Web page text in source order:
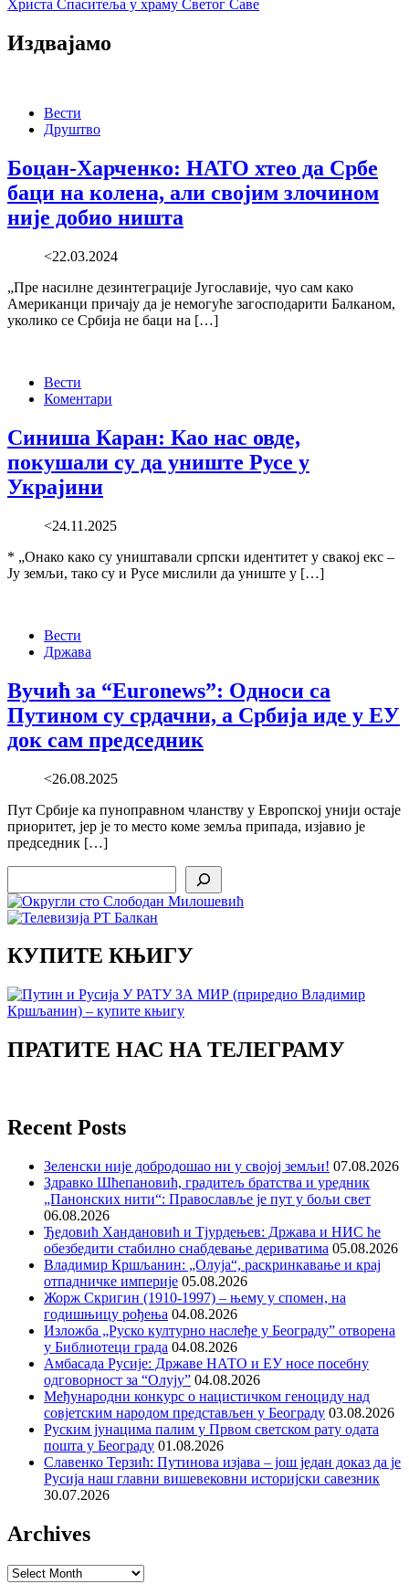
Христа Спаситеља у храму Светог Саве
Издвајамо
Вести
Друштво
Боцан-Харченко: НАТО хтео да Србе
баци на колена, али својим злочином
није добио ништа
<22.03.2024
„Пре насилне дезинтеграције Југославије, чуо сам како
Американци причају да је немогуће загосподарити Балканом,
уколико се Србија не баци на […]
Вести
Коментари
Синиша Каран: Као нас овде,
покушали су да униште Русе у
Украјини
<24.11.2025
* „Онако како су уништавали српски идентитет у свакој екс –
Ју земљи, тако су и Русе мислили да униште у […]
Вести
Држава
Вучић за “Euronews”: Односи са
Путином су срдачни, а Србија иде у ЕУ
док сам председник
<26.08.2025
Пут Србије ка пуноправном чланству у Европској унији остаје
приоритет, јер је то место коме земља припада, изјавио је
председник […]
КУПИТЕ КЊИГУ
ПРАТИТЕ НАС НА ТЕЛЕГРАМУ
Recent Posts
Зеленски није добродошао ни у својој земљи! 07.08.2026
Здравко Шћепановић, градитељ братства и уредник
„Панонских нити“: Православље је пут у бољи свет
06.08.2026
Ђедовић Хандановић и Тјурдењев: Држава и НИС ће
обезбедити стабилно снабдевање дериватима 05.08.2026
Владимир Кршљанин: „Олуја“, раскринкавање и крај
отпадничке империје 05.08.2026
Жорж Скригин (1910-1997) – њему у спомен, на
годишњицу рођења 04.08.2026
Изложба „Руско културно наслеђе у Београду” отворена
у Библиотеци града 04.08.2026
Амбасада Русије: Државе НАТО и ЕУ носе посебну
одговорност за “Олују” 04.08.2026
Међународни конкурс о нацистичком геноциду над
совјетским народом представљен у Београду 03.08.2026
Руским јунацима палим у Првом светском рату одата
пошта у Београду 01.08.2026
Славенко Терзић: Путинова изјава – још један доказ да је
Русија наш главни вишевековни историјски савезник
30.07.2026
Archives
Archives